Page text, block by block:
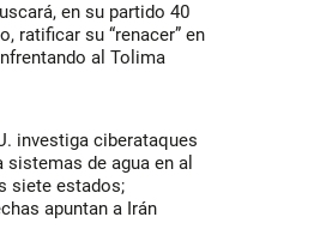
en su partido 40
ratificar su “renacer” en
al Tolima
investiga ciberataques
sistemas de agua en al
siete estados;
apuntan a Irán